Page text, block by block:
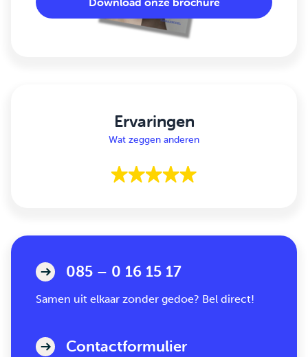
Ervaringen
Wat zeggen anderen
085 – 0 16 15 17
Samen uit elkaar zonder gedoe? Bel direct!
Contactformulier